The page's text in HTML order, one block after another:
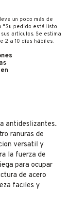
un poco más de
"Su pedido está listo
artículos. Se estima
2 a 10 días hábiles.
antideslizantes.
ranuras de
versatil y
la fuerza de
para ocupar
de acero
faciles y